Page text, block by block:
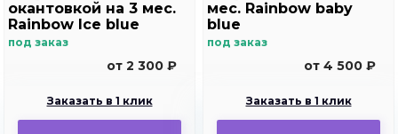
окантовкой на 3 мес.
Rainbow Ice blue
под заказ
от 2 300 ₽
Заказать в 1 клик
мес. Rainbow baby
blue
под заказ
от 4 500 ₽
Заказать в 1 клик